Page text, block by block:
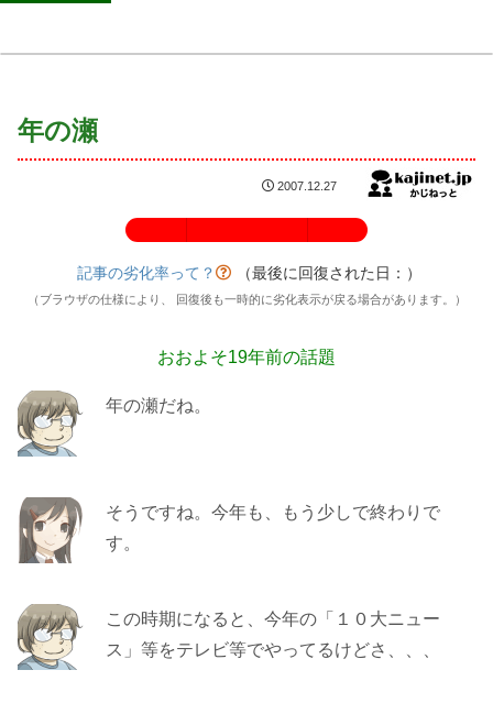
年の瀬
2007.12.27
記事の劣化率って？ （最後に回復された日： ）
（ブラウザの仕様により、 回復後も一時的に劣化表示が戻る場合があります。）
おおよそ19年前の話題
年の瀬だね。
そうですね。今年も、もう少しで終わりで
す。
この時期になると、今年の「１０大ニュー
ス」等をテレビ等でやってるけどさ、、、